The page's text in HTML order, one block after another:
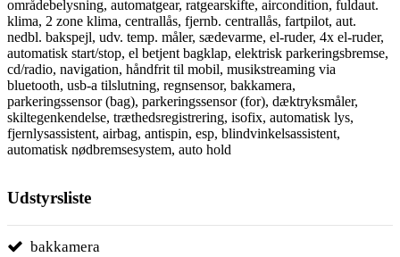
områdebelysning, automatgear, ratgearskifte, aircondition, fuldaut.
klima, 2 zone klima, centrallås, fjernb. centrallås, fartpilot, aut.
nedbl. bakspejl, udv. temp. måler, sædevarme, el-ruder, 4x el-ruder,
automatisk start/stop, el betjent bagklap, elektrisk parkeringsbremse,
cd/radio, navigation, håndfrit til mobil, musikstreaming via
bluetooth, usb-a tilslutning, regnsensor, bakkamera,
parkeringssensor (bag), parkeringssensor (for), dæktryksmåler,
skiltegenkendelse, træthedsregistrering, isofix, automatisk lys,
fjernlysassistent, airbag, antispin, esp, blindvinkelsassistent,
automatisk nødbremsesystem, auto hold
Udstyrsliste
bakkamera